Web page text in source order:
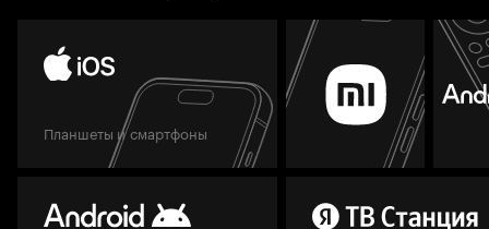
Планшеты и смартфоны